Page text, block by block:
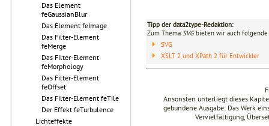
Das Element
feGaussianBlur
Das Element feImage
Das Filter-Element
feMerge
Das Filter-Element
feMorphology
Das Filter-Element
feOffset
Das Filter-Element feTile
Der Effekt feTurbulence
Lichteffekte
Tipp der data2type-Redaktion:
Zum Thema SVGbieten wir auch folgende
SVG
XSLT 2 und XPath 2 für Entwickler
Ansonsten unterliegt dieses
gebundene Ausgabe: Das Werk
Vervielfältigung,